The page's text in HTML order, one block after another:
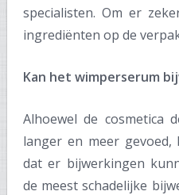
specialisten. Om er
ingrediënten op de
Kan het wimperserum
Alhoewel de cosmetica
langer en meer
dat er bijwerkingen
de meest schadelijke